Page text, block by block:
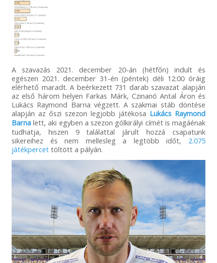
A szavazás 2021. december 20-án (hétfőn) indult és
egészen 2021. december 31-én (péntek) déli 12:00 óráig
elérhető maradt. A beérkezett 731 darab szavazat alapján
az első három helyen Farkas Márk, Czinanó Antal Áron és
Lukács Raymond Barna végzett. A szakmai stáb döntése
alapján az őszi szezon legjobb játékosa Lukács Raymond
Barnalett, aki egyben a szezon gólkirályi címét is magáénak
tudhatja, hiszen 9 találattal járult hozzá csapatunk
sikereihez és nem mellesleg a legtöbb időt, 2.075
játékpercettöltött a pályán.